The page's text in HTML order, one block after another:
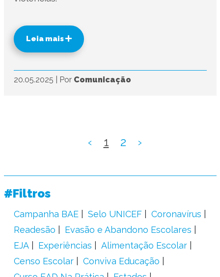
Leia mais
20.05.2025 Por Comunicação
‹ 1 2 ›
#Filtros
Campanha BAE Selo UNICEF
Coronavírus
Readesão
Evasão e Abandono Escolares
EJA
Experiências
Alimentação Escolar
Censo Escolar
Conviva Educação